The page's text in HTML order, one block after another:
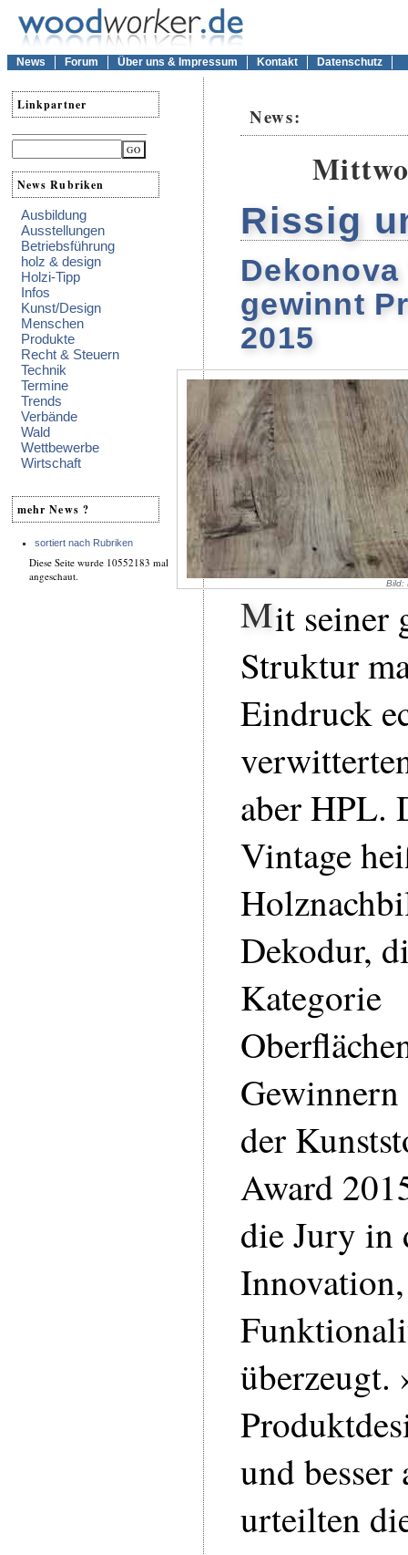
News Forum Über uns & Impressum Kontakt Datenschutz
Linkpartner
News Rubriken
Ausbildung
Ausstellungen
Betriebsführung
holz & design
Holzi-Tipp
Infos
Kunst/Design
Menschen
Produkte
Recht & Steuern
Technik
Termine
Trends
Verbände
Wald
Wettbewerbe
Wirtschaft
mehr News ?
sortiert nach Rubriken
Diese Seite wurde 10552183 mal
angeschaut.
News:
Rissig
gewinnt
2015
Bild:
Mit seiner
Struktur
Eindruck
aber HPL.
Vintage
Dekodur,
Kategorie
Gewinnern
der
Award
die Jury in
überzeugt.
und
urteilten